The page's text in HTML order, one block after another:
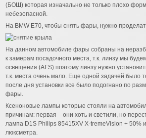
(БОШ) которая изначально не только плохо
небезопасной.
На BMW E70, чтобы снять фары, нужно
На данном автомобиле фары собраны на
к замерам посадочного места, т.к. линзу мы
освещения (AFS) поэтому линзу нужно
т.к. места очень мало. Еще одной задачей было
после дня установки все было подогнано по
фары.
Ксеноновые лампы которые стояли на
причинам: первая – они хоть и светили, но
лампа D1S Philips 85415XV X-tremeVision + 50%
люксметра.